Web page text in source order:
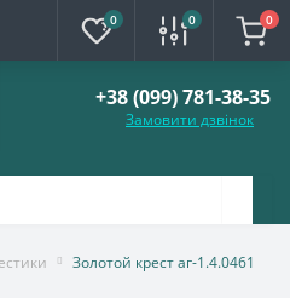
0 0 0
+38 (099) 781-38-35
Замовити дзвінок
Золотой крест аг-1.4.0461